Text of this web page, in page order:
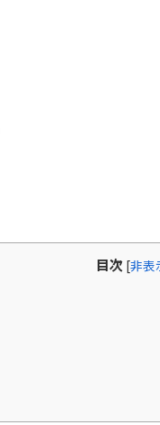
目次 [非表